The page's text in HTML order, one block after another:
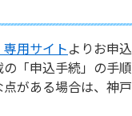
用サイトよりお申
「申込手続」の手
点がある場合は、